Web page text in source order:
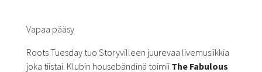
Vapaa pääsy
Roots Tuesday tuo Storyvilleen juurevaa livemusiikkia
joka tiistai. Klubin housebändinä toimii The Fabulous